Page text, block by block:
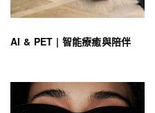
AI & PET | 智能療癒與陪伴